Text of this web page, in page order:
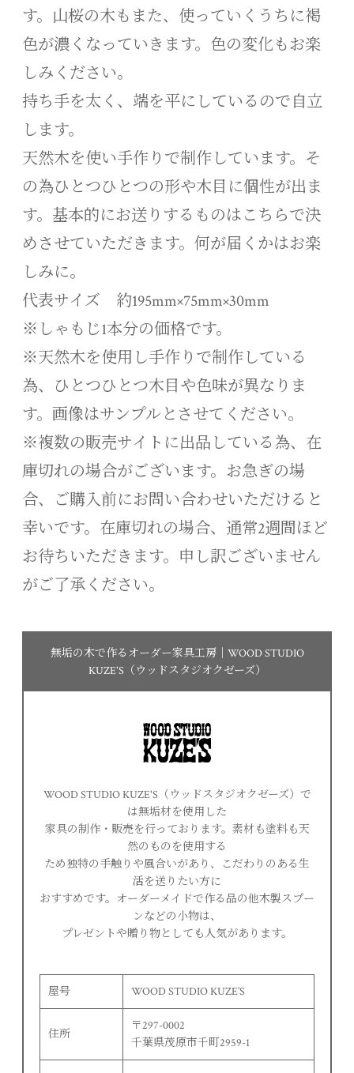
す。山桜の木もまた、使っていくうちに褐
色が濃くなっていきます。色の変化もお楽
しみください。
持ち手を太く、端を平にしているので自立
します。
天然木を使い手作りで制作しています。そ
の為ひとつひとつの形や木目に個性が出ま
す。基本的にお送りするものはこちらで決
めさせていただきます。何が届くかはお楽
しみに。
代表サイズ 約195mm×75mm×30mm
※しゃもじ1本分の価格です。
※天然木を使用し手作りで制作している
為、ひとつひとつ木目や色味が異なりま
す。画像はサンプルとさせてください。
※複数の販売サイトに出品している為、在
庫切れの場合がございます。お急ぎの場
合、ご購入前にお問い合わせいただけると
幸いです。在庫切れの場合、通常2週間ほど
お待ちいただきます。申し訳ございません
がご了承ください。
無垢の木で作るオーダー家具工房｜WOOD STUDIO
KUZE'S（ウッドスタジオクゼーズ）
WOOD STUDIO KUZE'S（ウッドスタジオクゼーズ）で
は無垢材を使用した
家具の制作・販売を行っております。素材も塗料も天
然のものを使用する
ため独特の手触りや風合いがあり、こだわりのある生
活を送りたい方に
おすすめです。オーダーメイドで作る品の他木製スプー
ンなどの小物は、
プレゼントや贈り物としても人気があります。
屋号 WOOD STUDIO KUZE’S
住所
〒297-0002
千葉県茂原市千町2959-1